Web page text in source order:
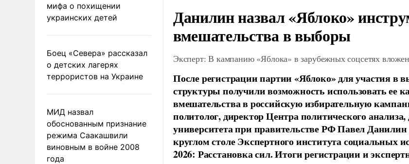
мифа о похищении
украинских детей
Боец «Севера» рассказал
о детских лагерях
террористов на Украине
МИД назвал
обоснованным признание
режима Саакашвили
виновным в войне 2008
года
Данилин назвал «Яблоко»
вмешательства в выборы
Эксперт: В кампанию «Яблока» в зарубежных соцсетях
После регистрации партии «Яблоко» для участия в
структуры получили возможность использовать ее
вмешательства в российскую избирательную
политолог, директор Центра политического
университета при правительстве РФ Павел
круглом столе Экспертного института
2026: Расстановка сил. Итоги регистрации и